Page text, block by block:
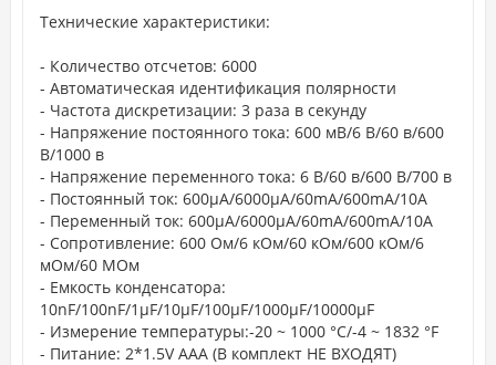
Технические характеристики:
- Количество отсчетов: 6000
- Автоматическая идентификация полярности
- Частота дискретизации: 3 раза в секунду
- Напряжение постоянного тока: 600 мВ/6 В/60 в/600
В/1000 в
- Напряжение переменного тока: 6 В/60 в/600 В/700 в
- Постоянный ток: 600μA/6000μA/60mA/600mA/10A
- Переменный ток: 600μA/6000μA/60mA/600mA/10A
- Сопротивление: 600 Ом/6 кОм/60 кОм/600 кОм/6
мОм/60 МОм
- Eмкость конденсатора:
10nF/100nF/1μF/10μF/100μF/1000μF/10000μF
- Измерение температуры:-20 ~ 1000 °C/-4 ~ 1832 °F
- Питание: 2*1.5V AAA (В комплект НЕ ВХОДЯТ)